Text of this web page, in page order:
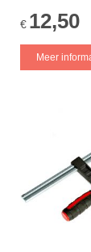
€ 12,50
Meer